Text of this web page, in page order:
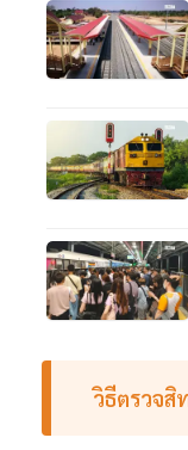
วิธีตรวจสิ